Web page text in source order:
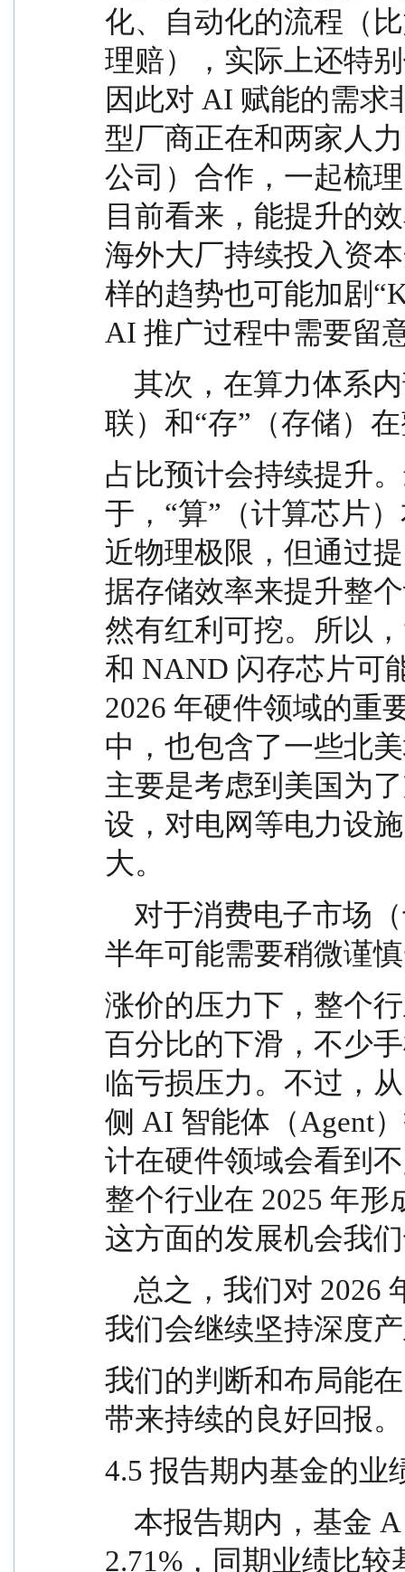
化、自动化的流程（
理赔），实际上还特
因此对 AI 赋能的需求
型厂商正在和两家人
公司）合作，一起梳
目前看来，能提升的
海外大厂持续投入资
样的趋势也可能加剧
AI 推广过程中需要留
联）和“存”（存储）
占比预计会持续提升
于，“算”（计算芯片
近物理极限，但通过
据存储效率来提升整
然有红利可挖。所以
和 NAND 闪存芯片可
2026 年硬件领域的重
中，也包含了一些北
主要是考虑到美国为
设，对电网等电力设
大。
半年可能需要稍微谨
涨价的压力下，整个
百分比的下滑，不少
临亏损压力。不过，
侧 AI 智能体（Agent
计在硬件领域会看到
整个行业在 2025 年
这方面的发展机会我
我们会继续坚持深度
我们的判断和布局能
带来持续的良好回报。
4.5 报告期内基金的业
2.71%，同期业绩比较